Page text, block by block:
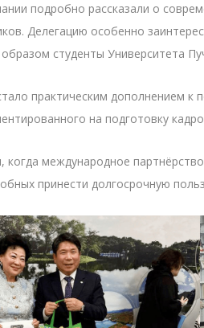
подробно рассказали о
Делегацию особенно
студенты Университета
практическим дополнением
на подготовку
когда международное
принести долгосрочную